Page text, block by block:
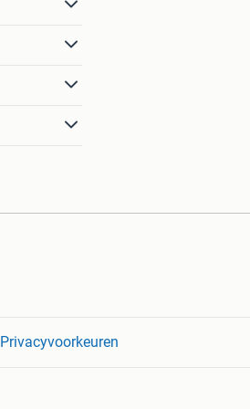
Privacyvoorkeuren